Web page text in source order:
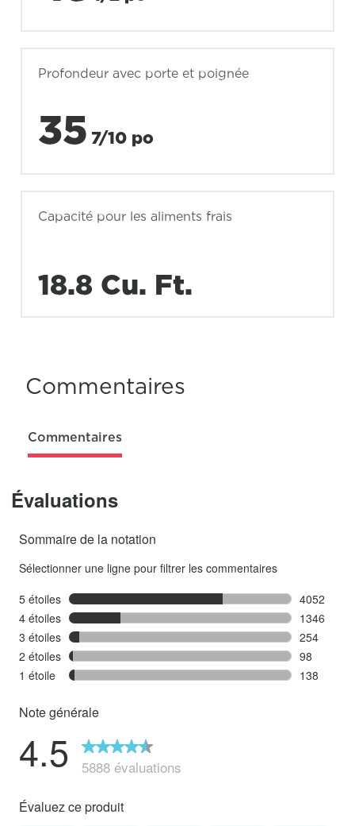
Profondeur avec porte et poignée
35 7/10 po
Capacité pour les aliments frais
18.8 Cu. Ft.
Commentaires
Commentaires